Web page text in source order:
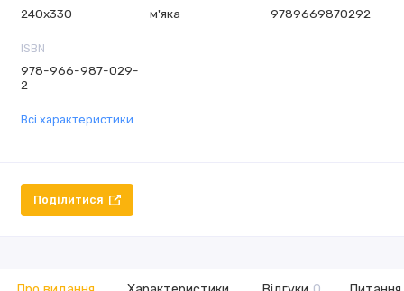
240х330 м'яка 9789669870292
ISBN
978-966-987-029-
2
Всі характеристики
Поділитися